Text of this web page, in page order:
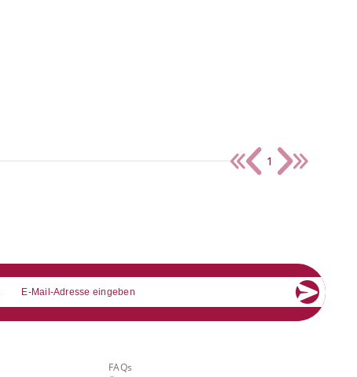
1
FAQs